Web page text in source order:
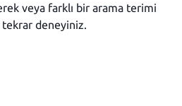
veya farklı bir arama terimi
deneyiniz.